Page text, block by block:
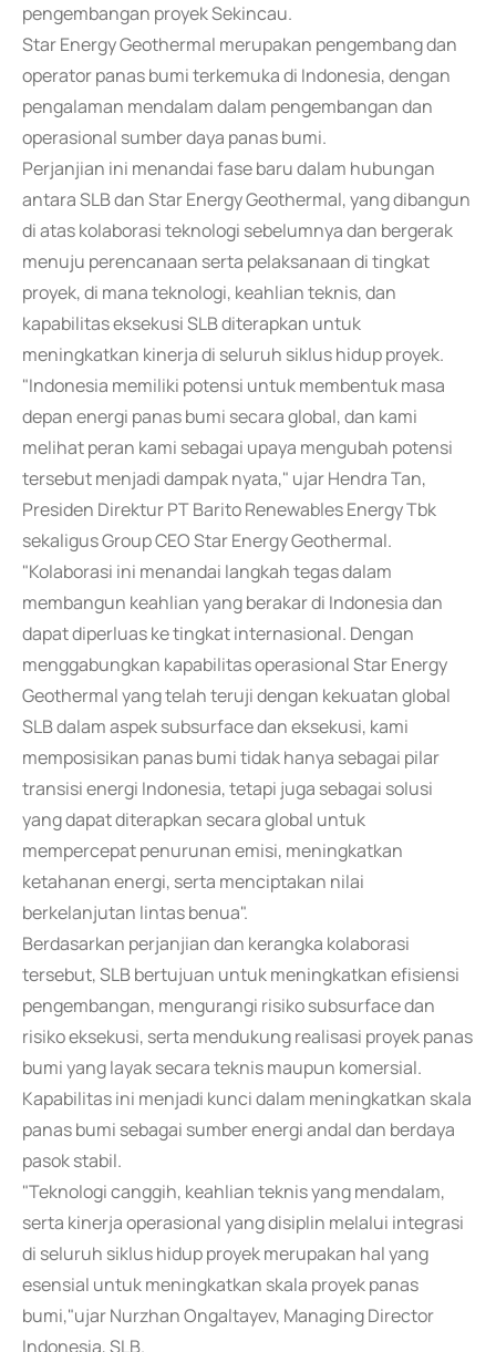
pengembangan proyek Sekincau.
Star Energy Geothermal merupakan pengembang dan
operator panas bumi terkemuka di Indonesia, dengan
pengalaman mendalam dalam pengembangan dan
operasional sumber daya panas bumi.
Perjanjian ini menandai fase baru dalam hubungan
antara SLB dan Star Energy Geothermal, yang dibangun
di atas kolaborasi teknologi sebelumnya dan bergerak
menuju perencanaan serta pelaksanaan di tingkat
proyek, di mana teknologi, keahlian teknis, dan
kapabilitas eksekusi SLB diterapkan untuk
meningkatkan kinerja di seluruh siklus hidup proyek.
"Indonesia memiliki potensi untuk membentuk masa
depan energi panas bumi secara global, dan kami
melihat peran kami sebagai upaya mengubah potensi
tersebut menjadi dampak nyata," ujar Hendra Tan,
Presiden Direktur PT Barito Renewables Energy Tbk
sekaligus Group CEO Star Energy Geothermal.
"Kolaborasi ini menandai langkah tegas dalam
membangun keahlian yang berakar di Indonesia dan
dapat diperluas ke tingkat internasional. Dengan
menggabungkan kapabilitas operasional Star Energy
Geothermal yang telah teruji dengan kekuatan global
SLB dalam aspek subsurface dan eksekusi, kami
memposisikan panas bumi tidak hanya sebagai pilar
transisi energi Indonesia, tetapi juga sebagai solusi
yang dapat diterapkan secara global untuk
mempercepat penurunan emisi, meningkatkan
ketahanan energi, serta menciptakan nilai
berkelanjutan lintas benua".
Berdasarkan perjanjian dan kerangka kolaborasi
tersebut, SLB bertujuan untuk meningkatkan efisiensi
pengembangan, mengurangi risiko subsurface dan
risiko eksekusi, serta mendukung realisasi proyek panas
bumi yang layak secara teknis maupun komersial.
Kapabilitas ini menjadi kunci dalam meningkatkan skala
panas bumi sebagai sumber energi andal dan berdaya
pasok stabil.
"Teknologi canggih, keahlian teknis yang mendalam,
serta kinerja operasional yang disiplin melalui integrasi
di seluruh siklus hidup proyek merupakan hal yang
esensial untuk meningkatkan skala proyek panas
bumi,"ujar Nurzhan Ongaltayev, Managing Director
Indonesia, SLB.